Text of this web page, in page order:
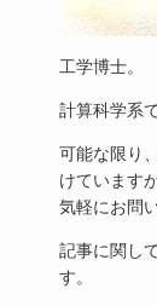
工学博士。
計算科学系
可能な限り
けています
気軽にお問
記事に関し
す。